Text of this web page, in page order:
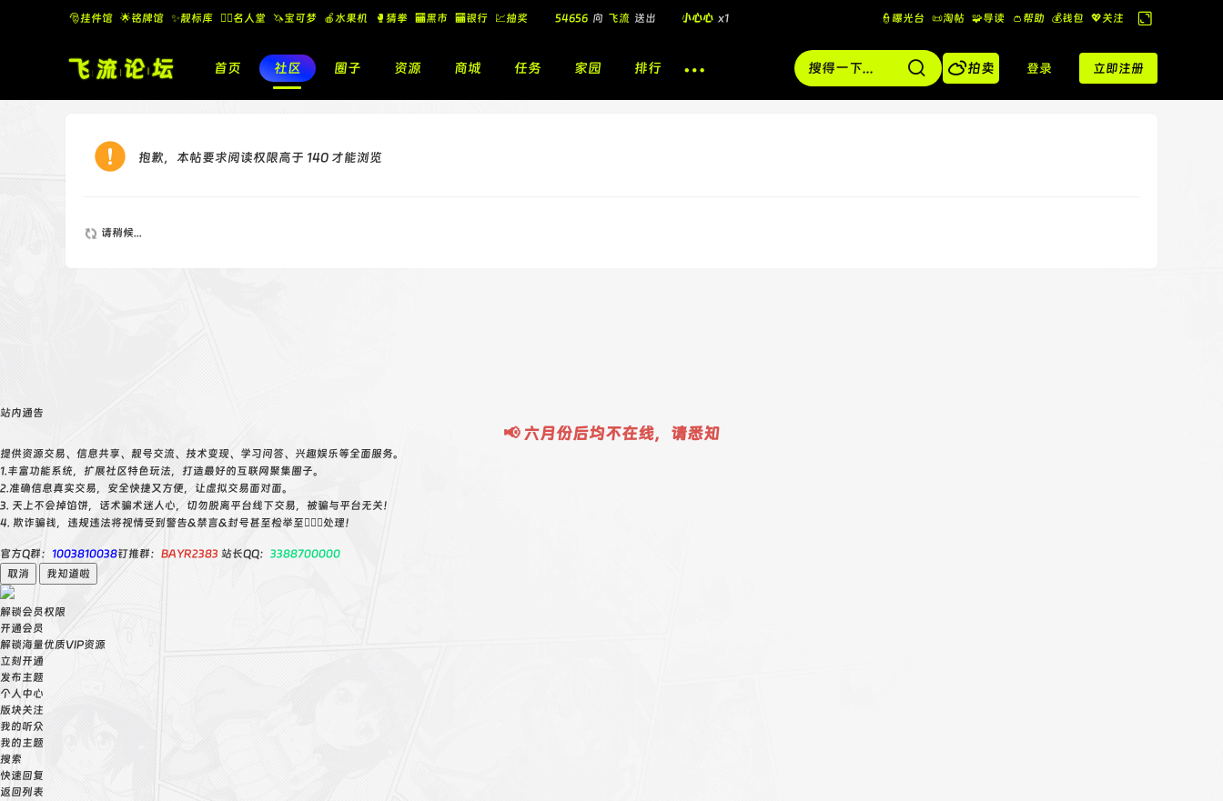
🎅挂件馆 🌟铭牌馆 ✨️靓标库 🧚‍♂️名人堂 🦄宝可梦 🍎水果机 🥊猜拳 🏧黑市 🏧银行 💹抽奖
🎁
54656 向 飞流 送出 小心心 x1
飞流 向 北 酷盖墨镜
飞流 向 北 送出 小心心 x1
👮曝光台 📜淘帖 🧩导读 👛帮助 💰️钱包 💖关注
换
到
宽
版
首页 社区 圈子 资源 商城 任务 家园 排行 拍卖 登录 立即注册
抱歉，本帖要求阅读权限高于 140 才能浏览
请稍候...
站内通告
📢 六月份后均不在线，请悉知
提供资源交易、信息共享、靓号交流、技术变现、学习问答、兴趣娱乐等全面服务。
1.丰富功能系统，扩展社区特色玩法，打造最好的互联网聚集圈子。
2.准确信息真实交易，安全快捷又方便，让虚拟交易面对面。
3. 天上不会掉馅饼，话术骗术迷人心，切勿脱离平台线下交易，被骗与平台无关！
4. 欺诈骗钱，违规违法将视情受到警告&禁言&封号甚至检举至👮🏻‍♀️处理！
官方Q群： 1003810038钉推群： BAYR2383 站长QQ： 3388700000
取消
我知道啦
解锁会员权限
开通会员
解锁海量优质VIP资源
立刻开通
发布主题
个人中心
版块关注
我的听众
我的主题
搜索
快速回复
返回列表